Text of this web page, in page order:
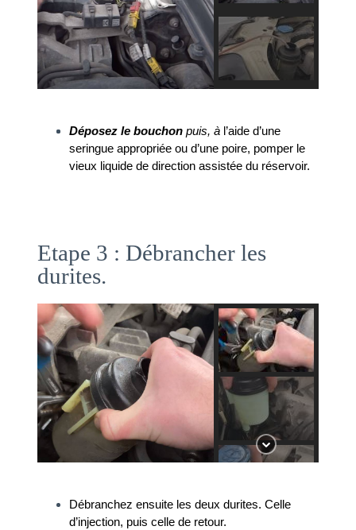
Déposez le bouchon puis, à l’aide d’une
seringue appropriée ou d’une poire, pomper le
vieux liquide de direction assistée du réservoir.
Etape 3 : Débrancher les
durites.
Débranchez ensuite les deux durites. Celle
d’injection, puis celle de retour.